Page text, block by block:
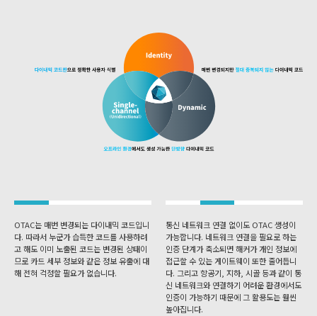
OTAC는 매번 변경되는 다이내믹 코드입니
다. 따라서 누군가 습득한 코드를 사용하려
고 해도 이미 노출된 코드는 변경된 상태이
므로 카드 세부 정보와 같은 정보 유출에 대
해 전혀 걱정할 필요가 없습니다.
통신 네트워크 연결 없이도 OTAC 생성이
가능합니다. 네트워크 연결을 필요로 하는
인증 단계가 축소되면 해커가 개인 정보에
접근할 수 있는 게이트웨이 또한 줄어듭니
다. 그리고 항공기, 지하, 시골 등과 같이 통
신 네트워크와 연결하기 어려운 환경에서도
인증이 가능하기 때문에 그 활용도는 훨씬
높아집니다.